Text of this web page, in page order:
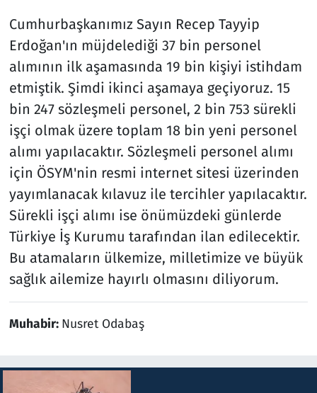
Cumhurbaşkanımız Sayın Recep Tayyip
Erdoğan'ın müjdelediği 37 bin personel
alımının ilk aşamasında 19 bin kişiyi istihdam
etmiştik. Şimdi ikinci aşamaya geçiyoruz. 15
bin 247 sözleşmeli personel, 2 bin 753 sürekli
işçi olmak üzere toplam 18 bin yeni personel
alımı yapılacaktır. Sözleşmeli personel alımı
için ÖSYM'nin resmi internet sitesi üzerinden
yayımlanacak kılavuz ile tercihler yapılacaktır.
Sürekli işçi alımı ise önümüzdeki günlerde
Türkiye İş Kurumu tarafından ilan edilecektir.
Bu atamaların ülkemize, milletimize ve büyük
sağlık ailemize hayırlı olmasını diliyorum.
Muhabir: Nusret Odabaş